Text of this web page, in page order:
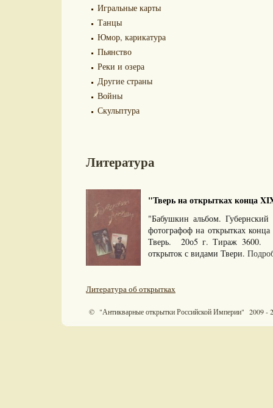
Игральные карты
Танцы
Юмор, карикатура
Пьянство
Реки и озера
Другие страны
Войны
Скульптура
Литература
"Тверь на открытках конца
"Бабушкин альбом. Губернский
фотографоф на открытках
Тверь. 20о5 г. Тираж 3600.
открыток с видами Твери.
Литература об открытках
© "Антикварные открытки Российской Империи" 2009 -